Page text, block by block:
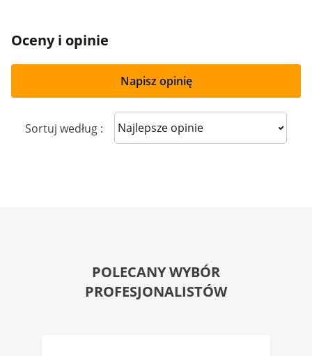
Oceny i opinie
Napisz opinię
Sortuj według : Sort reviews
POLECANY WYBÓR
PROFESJONALISTÓW